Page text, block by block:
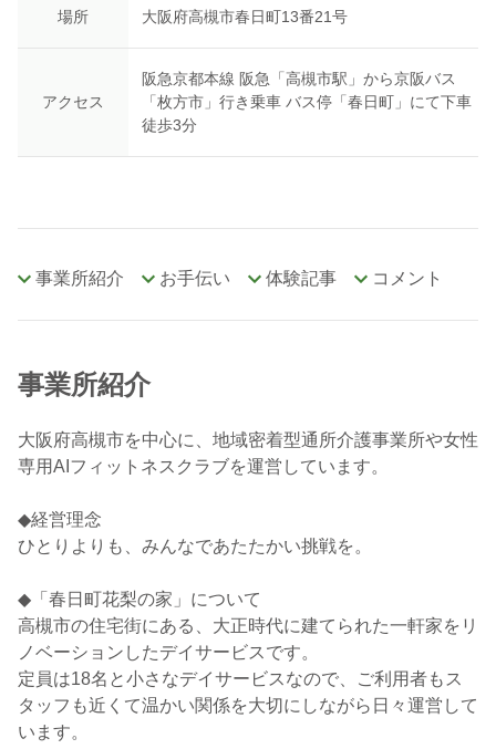
場所 大阪府高槻市春日町13番21号
アクセス
阪急京都本線 阪急「高槻市駅」から京阪バス
「枚方市」行き乗車 バス停「春日町」にて下車
徒歩3分
事業所紹介 お手伝い 体験記事 コメント
事業所紹介
大阪府高槻市を中心に、地域密着型通所介護事業所や女性
専用AIフィットネスクラブを運営しています。
◆経営理念
ひとりよりも、みんなであたたかい挑戦を。
◆「春日町花梨の家」について
高槻市の住宅街にある、大正時代に建てられた一軒家をリ
ノベーションしたデイサービスです。
定員は18名と小さなデイサービスなので、ご利用者もス
タッフも近くて温かい関係を大切にしながら日々運営して
います。